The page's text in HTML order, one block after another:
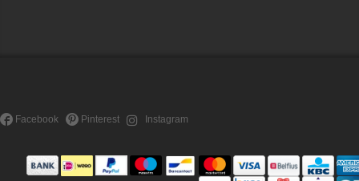
Facebook Pinterest Instagram